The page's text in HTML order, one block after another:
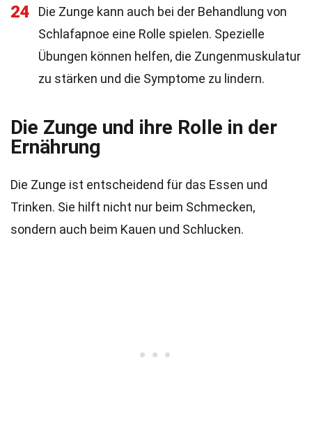
24
Die Zunge kann auch bei der Behandlung von
Schlafapnoe eine Rolle spielen. Spezielle
Übungen können helfen, die Zungenmuskulatur
zu stärken und die Symptome zu lindern.
Die Zunge und ihre Rolle in der
Ernährung
Die Zunge ist entscheidend für das Essen und
Trinken. Sie hilft nicht nur beim Schmecken,
sondern auch beim Kauen und Schlucken.